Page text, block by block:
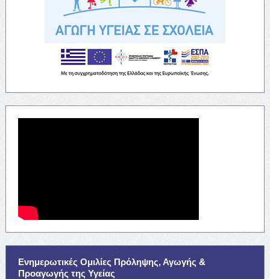
Ενημερωτικές Ομιλίες Πρόληψης, Αγωγής &
Προαγωγής της Υγείας